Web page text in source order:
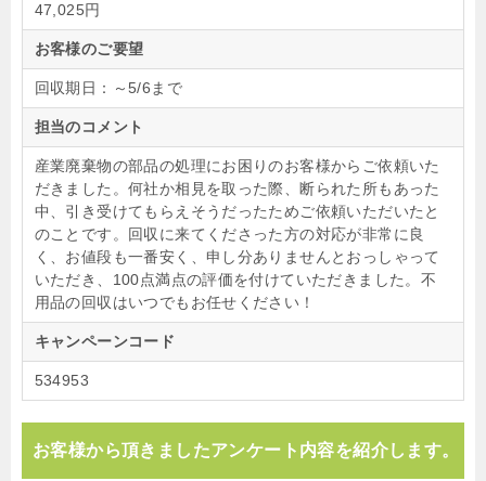
47,025円
お客様のご要望
回収期日：～5/6まで
担当のコメント
産業廃棄物の部品の処理にお困りのお客様からご依頼いた
だきました。何社か相見を取った際、断られた所もあった
中、引き受けてもらえそうだったためご依頼いただいたと
のことです。回収に来てくださった方の対応が非常に良
く、お値段も一番安く、申し分ありませんとおっしゃって
いただき、100点満点の評価を付けていただきました。不
用品の回収はいつでもお任せください！
キャンペーンコード
534953
お客様から頂きましたアンケート内容を紹介します。